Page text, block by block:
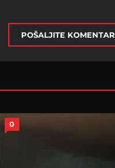
POŠALJITE KOMENTAR
0